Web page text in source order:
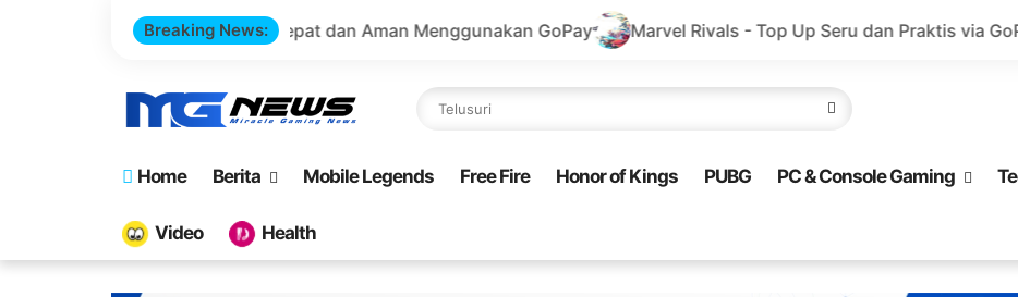
Breaking News:
- Top Up Cepat dan Aman Menggunakan GoPay Marvel Rivals - Top Up Seru dan Praktis via GoPay Ayo
Home Berita Mobile Legends Free Fire Honor of Kings PUBG PC & Console Gaming
Video Health